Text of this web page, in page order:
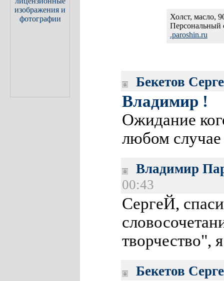
Холст, масло,
.paroshin.ru
Бекетов
Владимир !
Ожидание
любом
Владимир
00:43
СергеЙ,
творчество",
Бекетов